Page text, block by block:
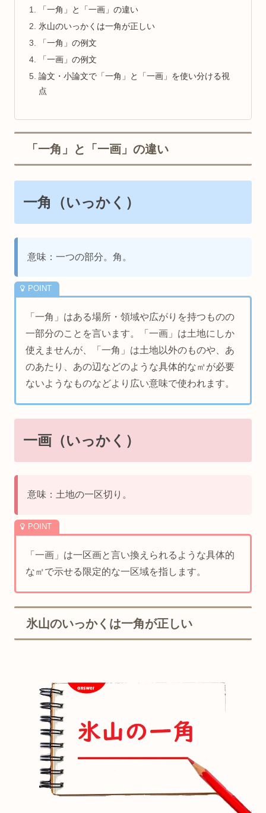
「一角」と「一画」の違い
氷山のいっかくは一角が正しい
「一角」の例文
「一画」の例文
論文・小論文で「一角」と「一画」を使い分ける視
点
「一角」と「一画」の違い
一角（いっかく）
意味：一つの部分。角。
「一角」はある場所・領域や広がりを持つものの
一部分のことを言います。「一画」は土地にしか
使えませんが、「一角」は土地以外のものや、あ
のあたり、あの辺などのような具体的な㎡が必要
ないようなものなどより広い意味で使われます。
一画（いっかく）
意味：土地の一区切り。
「一画」は一区画と言い換えられるような具体的
な㎡で示せる限定的な一区域を指します。
氷山のいっかくは一角が正しい